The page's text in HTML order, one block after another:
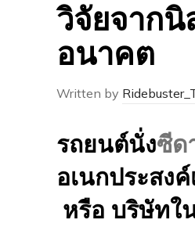
วิจัยจาก
อนาคต
Written by
รถยนต์นั่งซีด
อเนกประสง
หรือ บริษัทใ